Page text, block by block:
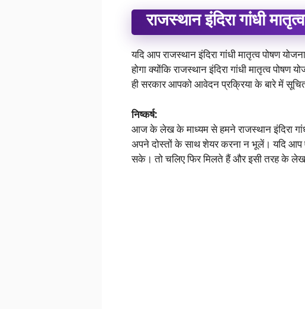
राजस्थान इंदिरा गांधी
यदि आप राजस्थान इंदिरा गांधी मातृत्व पोषण
होगा क्योंकि राजस्थान इंदिरा गांधी मातृत्व
ही सरकार आपको आवेदन प्रक्रिया के बारे में
निष्कर्ष:
आज के लेख के माध्यम से हमने राजस्थान इंदिरा
अपने दोस्तों के साथ शेयर करना न भूलें। यदि आप
सके। तो चलिए फिर मिलते हैं और इसी तरह के